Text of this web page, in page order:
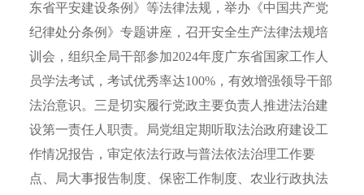
东省平安建设条例》等法律法规，举办《中国共产党
纪律处分条例》专题讲座，召开安全生产法律法规培
训会，组织全局干部参加2024年度广东省国家工作人
员学法考试，考试优秀率达100%，有效增强领导干部
法治意识。三是切实履行党政主要负责人推进法治建
设第一责任人职责。局党组定期听取法治政府建设工
作情况报告，审定依法行政与普法依法治理工作要
点、局大事报告制度、保密工作制度、农业行政执法